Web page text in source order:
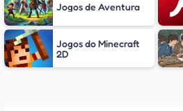
Jogos de Aventura
Jogos do Minecraft
2D